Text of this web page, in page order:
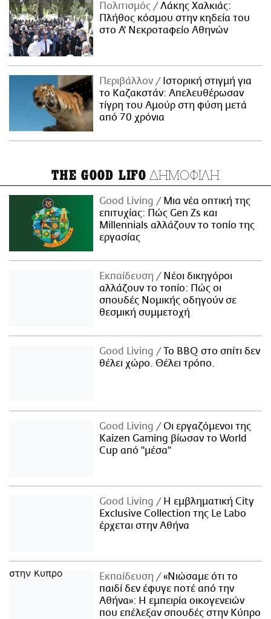
Πολιτισμός
Λάκης Χαλκιάς:
Πλήθος κόσμου στην κηδεία του
στο Α' Νεκροταφείο Αθηνών
Περιβάλλον
Ιστορική στιγμή για
το Καζακστάν: Απελευθέρωσαν
τίγρη του Αμούρ στη φύση μετά
από 70 χρόνια
THE GOOD LIFO ΔΗΜΟΦΙΛΗ
Good Living
Μια νέα οπτική της
επιτυχίας: Πώς Gen Zs και
Millennials αλλάζουν το τοπίο της
εργασίας
Εκπαίδευση
Νέοι δικηγόροι
αλλάζουν το τοπίο: Πώς οι
σπουδές Νομικής οδηγούν σε
θεσμική συμμετοχή
Good Living
Το BBQ στο σπίτι δεν
θέλει χώρο. Θέλει τρόπο.
Good Living
Οι εργαζόμενοι της
Kaizen Gaming βίωσαν το World
Cup από "μέσα"
Good Living
Η εμβληματική City
Exclusive Collection της Le Labo
έρχεται στην Αθήνα
Εκπαίδευση
«Νιώσαμε ότι το
παιδί δεν έφυγε ποτέ από την
Αθήνα»: Η εμπειρία οικογενειών
που επέλεξαν σπουδές στην Κύπρο